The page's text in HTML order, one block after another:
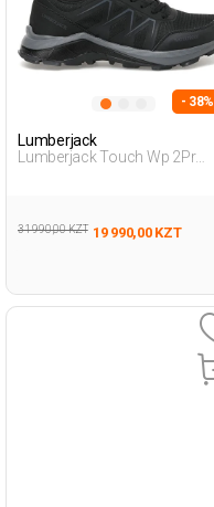
- 38%
Lumberjack
Lumberjack Touch Wp 2Pr
31 990,00 KZT 19 990,00 KZT